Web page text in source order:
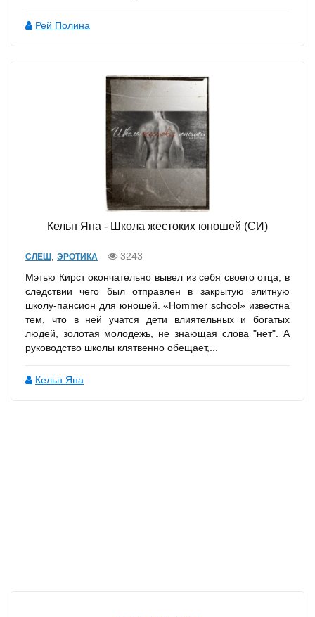
Рей Полина
Кельн Яна - Школа жестоких юношей (СИ)
СЛЕШ ЭРОТИКА
3243
Мэтью Кирст окончательно вывел из себя своего отца, в
следствии чего был отправлен в закрытую элитную
школу-пансион для юношей. «Hommer school» известна
тем, что в ней учатся дети влиятельных и богатых
людей, золотая молодежь, не знающая слова "нет". А
руководство школы клятвенно обещает,...
Кельн Яна